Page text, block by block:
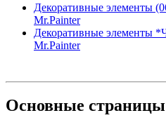
Декоративные элементы
Mr.Painter
Декоративные элементы
Mr.Painter
Основные страницы